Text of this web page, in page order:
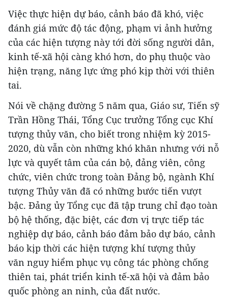
Việc thực hiện dự báo, cảnh báo đã khó, việc
đánh giá mức độ tác động, phạm vi ảnh hưởng
của các hiện tượng này tới đời sống người dân,
kinh tế-xã hội càng khó hơn, do phụ thuộc vào
hiện trạng, năng lực ứng phó kịp thời với thiên
tai.
Nói về chặng đường 5 năm qua, Giáo sư, Tiến sỹ
Trần Hồng Thái, Tổng Cục trưởng Tổng cục Khí
tượng thủy văn, cho biết trong nhiệm kỳ 2015-
2020, dù vẫn còn những khó khăn nhưng với nỗ
lực và quyết tâm của cán bộ, đảng viên, công
chức, viên chức trong toàn Đảng bộ, ngành Khí
tượng Thủy văn đã có những bước tiến vượt
bậc. Đảng ủy Tổng cục đã tập trung chỉ đạo toàn
bộ hệ thống, đặc biệt, các đơn vị trực tiếp tác
nghiệp dự báo, cảnh báo đảm bảo dự báo, cảnh
báo kịp thời các hiện tượng khí tượng thủy
văn nguy hiểm phục vụ công tác phòng chống
thiên tai, phát triển kinh tế-xã hội và đảm bảo
quốc phòng an ninh, của đất nước.